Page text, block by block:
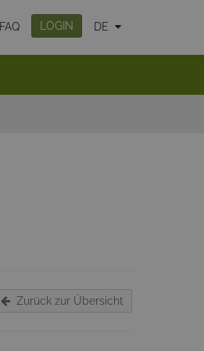
FAQ LOGIN DE
Zurück zur Übersicht